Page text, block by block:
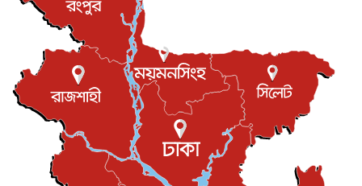
বস্তিতে কেটেছে শৈশব, আজ মুম্বাইয়ে দুই বাড়ির মালিক
বিনোদন ৬ আগস্ট, ২০২৬
যুক্তরাজ্যে বসবাসরত জাতীয়তাবাদী কুলাউড়াবাসীর মত বিনিময়
সভা...
ইউকে কমিউনিটি ৫ আগস্ট, ২০২৬
প্রধানমন্ত্রীকে সৌদি আরব সফরের আমন্ত্রণ
জাতীয় ৫ আগস্ট, ২০২৬